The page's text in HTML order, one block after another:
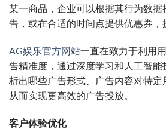
某一商品，企业可以根据其行为数
告，或在合适的时间点提供优惠券，
AG娱乐官方网站一直在致力于利用
告精准度，通过深度学习和人工智能
析出哪些广告形式、广告内容对特定
从而实现更高效的广告投放。
客户体验优化